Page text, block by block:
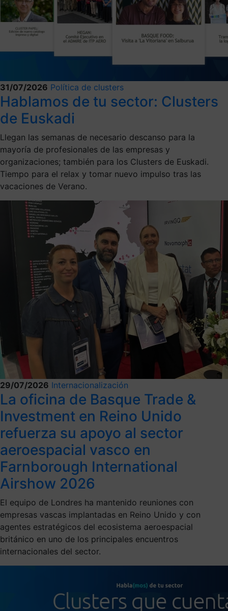
31/07/2026 Política de clusters
Hablamos de tu sector: Clusters
de Euskadi
Llegan las semanas de necesario descanso para la
mayoría de profesionales de las empresas y
organizaciones; también para los Clusters de Euskadi.
Tiempo para el relax y tomar nuevo impulso tras las
vacaciones de Verano.
29/07/2026 Internacionalización
La oficina de Basque Trade &
Investment en Reino Unido
refuerza su apoyo al sector
aeroespacial vasco en
Farnborough International
Airshow 2026
El equipo de Londres ha mantenido reuniones con
empresas vascas implantadas en Reino Unido y con
agentes estratégicos del ecosistema aeroespacial
británico en uno de los principales encuentros
internacionales del sector.